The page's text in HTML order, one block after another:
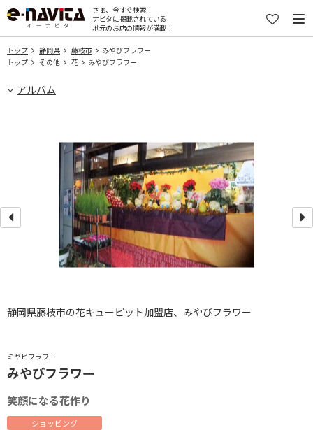
さぁ、今すぐ検索！
ナビタに掲載されている
地元のお店の情報が満載！
トップ 静岡県 藤枝市
みやびフラワー
トップ
その他 花 みやびフラワー
アルバム
ミヤビフラワー
みやびフラワー
笑顔になる花作り
ショッピング
静岡県藤枝市の花キューピット加盟店、みやびフラワー